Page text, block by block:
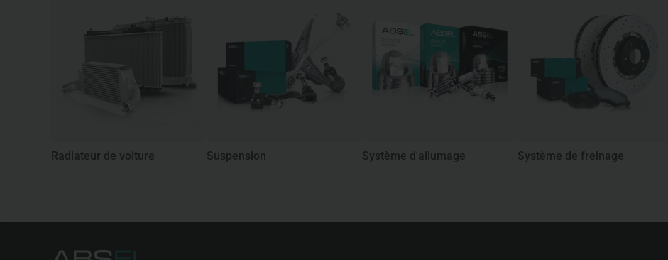
Radiateur de voiture Suspension Système d'allumage Système de freinage